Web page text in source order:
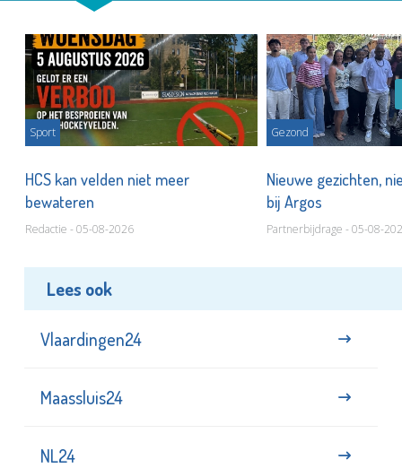
Sport
HCS kan velden niet meer
bewateren
Redactie - 05-08-2026
Gezond
Nieuwe gezichten,
bij Argos
Partnerbijdrage - 05-08-
Lees ook
Vlaardingen24
Maassluis24
NL24